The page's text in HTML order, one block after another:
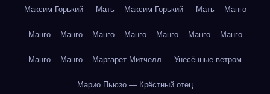
Максим Горький — Мать Максим Горький — Мать Манго
Манго Манго Манго Манго Манго Манго Манго
Манго Манго Маргарет Митчелл — Унесённые ветром
Марио Пьюзо — Крёстный отец